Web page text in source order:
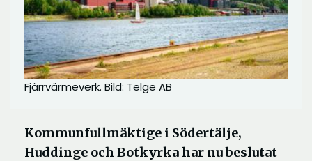
Fjärrvärmeverk. Bild: Telge AB
Kommunfullmäktige i Södertälje,
Huddinge och Botkyrka har nu beslutat